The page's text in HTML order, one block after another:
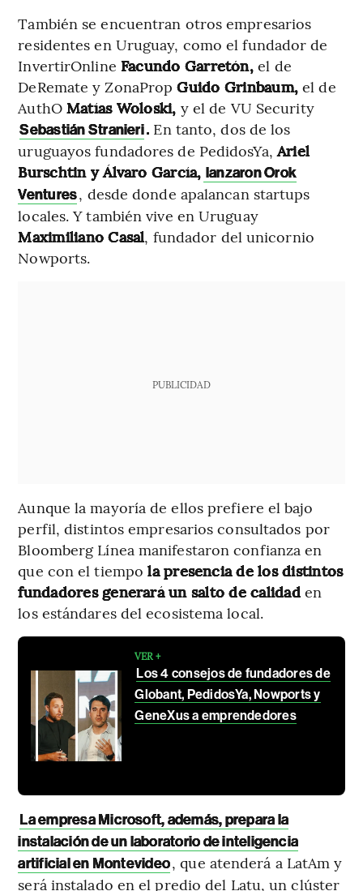
También se encuentran otros empresarios
residentes en Uruguay, como el fundador de
InvertirOnline Facundo Garretón,el de
DeRemate y ZonaPropGuido Grinbaum, el de
AuthO Matías Woloski, y el de VU Security
Sebastián Stranieri. En tanto, dos de los
uruguayos fundadores de PedidosYa,Ariel
Burschtin y Álvaro García, lanzaron Orok
Ventures, desde donde apalancan startups
locales. Y también vive en Uruguay
Maximiliano Casal, fundador del unicornio
Nowports.
PUBLICIDAD
Aunque la mayoría de ellos prefiere el bajo
perfil, distintos empresarios consultados por
Bloomberg Línea manifestaron confianza en
que con el tiempo la presencia de los distintos
fundadores generará un salto de calidaden
los estándares del ecosistema local.
VER +
Los 4 consejos de fundadores de
Globant, PedidosYa, Nowports y
GeneXus a emprendedores
La empresa Microsoft, además, prepara la
instalación de un laboratorio de inteligencia
artificial en Montevideo, que atenderá a LatAm y
será instalado en el predio del Latu, un clúster